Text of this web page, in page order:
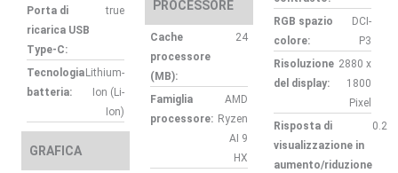
Porta di
ricarica USB
Type-C:
true
Tecnologia
batteria:
Lithium-
Ion (Li-
Ion)
GRAFICA
PROCESSORE
Cache
processore
(MB):
24
Famiglia
processore:
AMD
Ryzen
AI 9
HX
RGB spazio
colore:
DCI-
P3
Risoluzione
del display:
2880 x
1800
Pixel
Risposta di
visualizzazione in
aumento/riduzione
0.2